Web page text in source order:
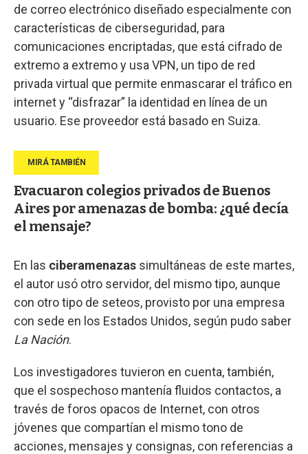
de correo electrónico diseñado especialmente con
características de ciberseguridad, para
comunicaciones encriptadas, que está cifrado de
extremo a extremo y usa VPN, un tipo de red
privada virtual que permite enmascarar el tráfico en
internet y “disfrazar” la identidad en línea de un
usuario. Ese proveedor está basado en Suiza.
Evacuaron colegios privados de Buenos
Aires por amenazas de bomba: ¿qué decía
el mensaje?
En las ciberamenazas simultáneas de este martes,
el autor usó otro servidor, del mismo tipo, aunque
con otro tipo de seteos, provisto por una empresa
con sede en los Estados Unidos, según pudo saber
La Nación.
Los investigadores tuvieron en cuenta, también,
que el sospechoso mantenía fluidos contactos, a
través de foros opacos de Internet, con otros
jóvenes que compartían el mismo tono de
acciones, mensajes y consignas, con referencias a